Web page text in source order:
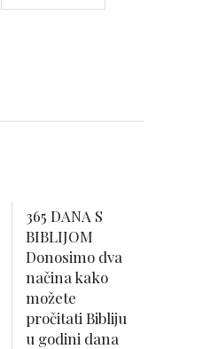
365 DANA S
BIBLIJOM
Donosimo dva
načina kako
možete
pročitati Bibliju
u godini dana